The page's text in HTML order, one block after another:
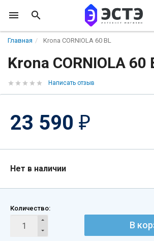
Главная Krona CORNIOLA 60 BL
Krona CORNIOLA 60
Написать отзыв
23 590 ₽
Нет в наличии
Количество:
В